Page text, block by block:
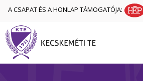
A CSAPAT ÉS A HONLAP TÁMOGATÓJA: